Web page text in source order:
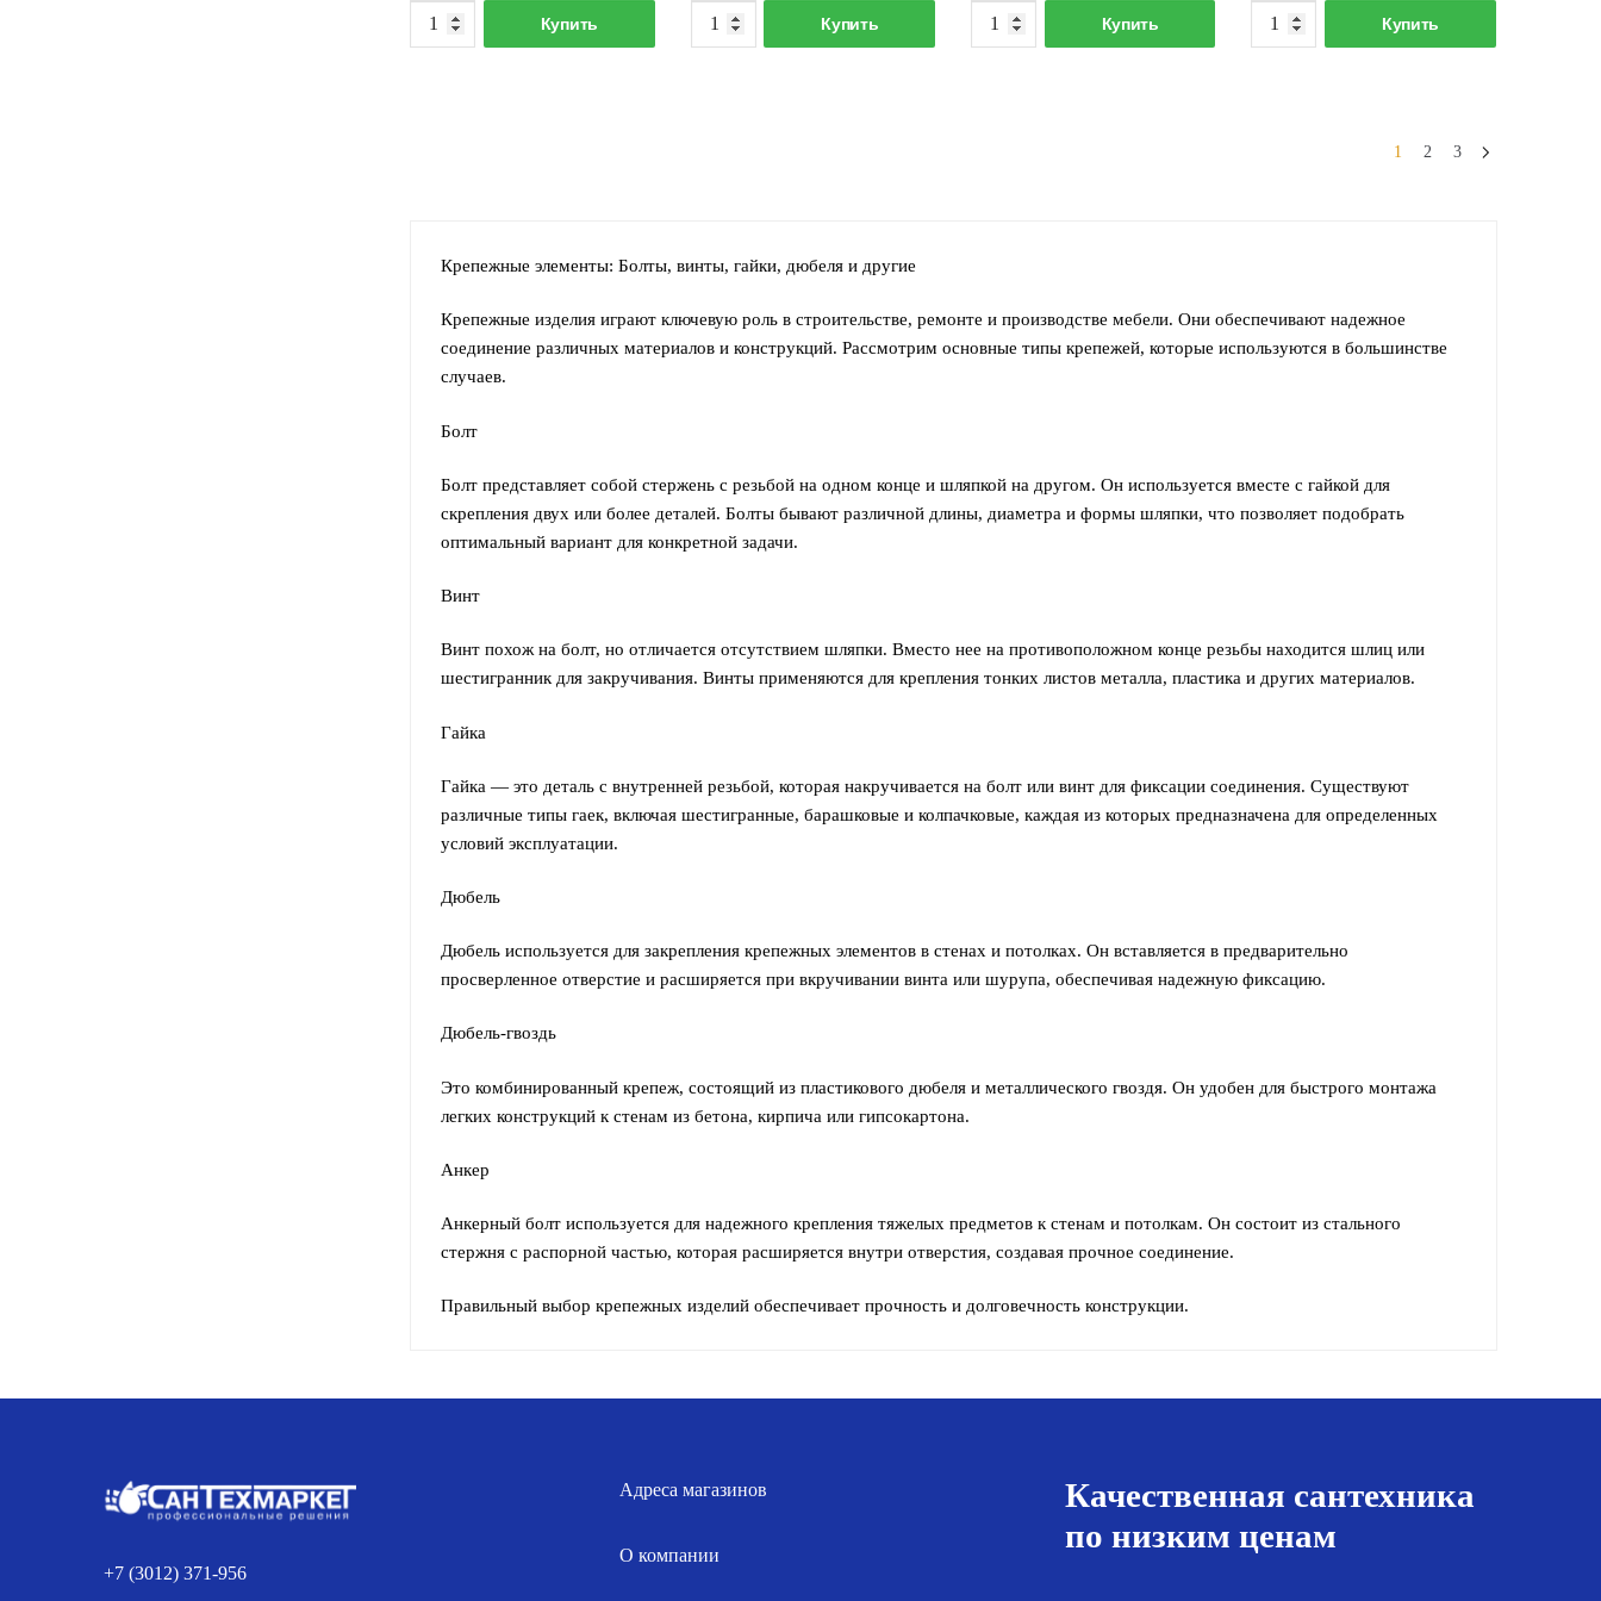
Количество
товара
Купить
Количество
товара
Купить
Количество
товара
Купить
Количество
товара
Купить
1 2 3
Крепежные элементы: Болты, винты, гайки, дюбеля и другие
Крепежные изделия играют ключевую роль в строительстве, ремонте и производстве мебели. Они обеспечивают надежное
соединение различных материалов и конструкций. Рассмотрим основные типы крепежей, которые используются в большинстве
случаев.
Болт
Болт представляет собой стержень с резьбой на одном конце и шляпкой на другом. Он используется вместе с гайкой для
скрепления двух или более деталей. Болты бывают различной длины, диаметра и формы шляпки, что позволяет подобрать
оптимальный вариант для конкретной задачи.
Винт
Винт похож на болт, но отличается отсутствием шляпки. Вместо нее на противоположном конце резьбы находится шлиц или
шестигранник для закручивания. Винты применяются для крепления тонких листов металла, пластика и других материалов.
Гайка
Гайка — это деталь с внутренней резьбой, которая накручивается на болт или винт для фиксации соединения. Существуют
различные типы гаек, включая шестигранные, барашковые и колпачковые, каждая из которых предназначена для определенных
условий эксплуатации.
Дюбель
Дюбель используется для закрепления крепежных элементов в стенах и потолках. Он вставляется в предварительно
просверленное отверстие и расширяется при вкручивании винта или шурупа, обеспечивая надежную фиксацию.
Дюбель-гвоздь
Это комбинированный крепеж, состоящий из пластикового дюбеля и металлического гвоздя. Он удобен для быстрого монтажа
легких конструкций к стенам из бетона, кирпича или гипсокартона.
Анкер
Анкерный болт используется для надежного крепления тяжелых предметов к стенам и потолкам. Он состоит из стального
стержня с распорной частью, которая расширяется внутри отверстия, создавая прочное соединение.
Правильный выбор крепежных изделий обеспечивает прочность и долговечность конструкции.
+7 (3012) 371-956
Адреса магазинов
О компании
Качественная сантехника
по низким ценам